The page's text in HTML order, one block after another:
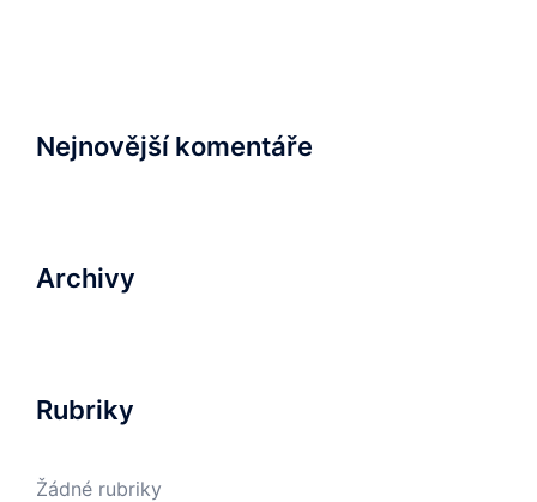
Nejnovější komentáře
Archivy
Rubriky
Žádné rubriky